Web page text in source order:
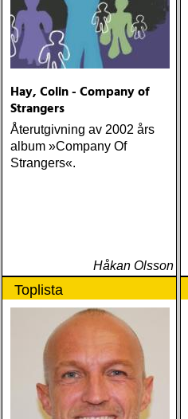
Hay, Colin - Company of
Strangers
Återutgivning av 2002 års
album »Company Of
Strangers«.
Håkan Olsson
Toplista